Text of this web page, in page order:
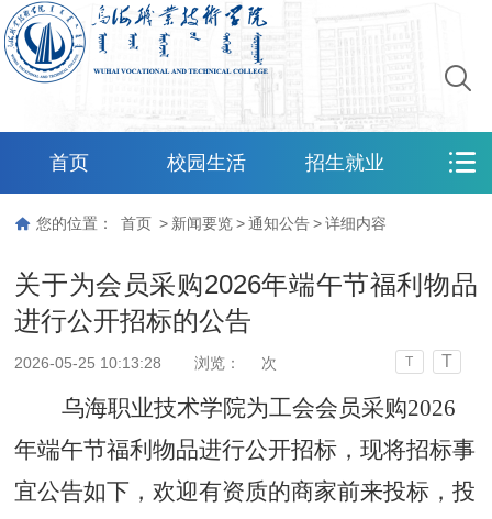
首页 校园生活 招生就业
您的位置： 首页 > 新闻要览 > 通知公告 > 详细内容
关于为会员采购2026年端午节福利物品
进行公开招标的公告
2026-05-25 10:13:28 浏览： 次 T T
乌海职业技术学院为工会会员采购2026
年端午节福利物品进行公开招标，现将招标事
宜公告如下，欢迎有资质的商家前来投标 ，投